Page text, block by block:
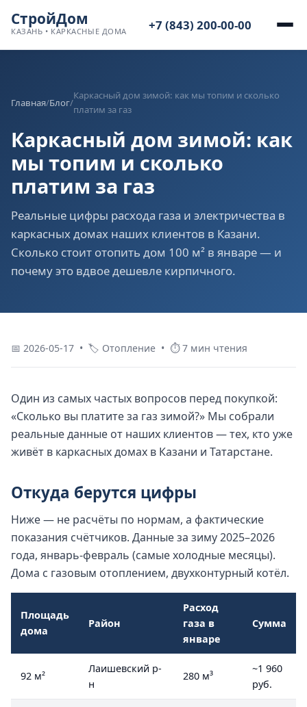
СтройДом
КАЗАНЬ • КАРКАСНЫЕ ДОМА +7 (843) 200-00-00
Главная/Блог/
Каркасный дом зимой: как мы топим и сколько
платим за газ
Каркасный дом зимой: как
мы топим и сколько
платим за газ
Реальные цифры расхода газа и электричества в
каркасных домах наших клиентов в Казани.
Сколько стоит отопить дом 100 м² в январе — и
почему это вдвое дешевле кирпичного.
📅 2026-05-17 • 🏷 Отопление • ⏱ 7 мин чтения
Один из самых частых вопросов перед покупкой:
«Сколько вы платите за газ зимой?» Мы собрали
реальные данные от наших клиентов — тех, кто уже
живёт в каркасных домах в Казани и Татарстане.
Откуда берутся цифры
Ниже — не расчёты по нормам, а фактические
показания счётчиков. Данные за зиму 2025–2026
года, январь-февраль (самые холодные месяцы).
Дома с газовым отоплением, двухконтурный котёл.
Площадь
дома
Район
Расход
газа в
январе
Сумма
92 м²
Лаишевский р-
н
280 м³
~1 960
руб.